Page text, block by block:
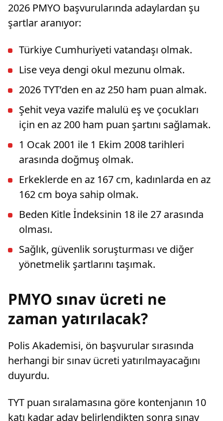
2026 PMYO başvurularında adaylardan şu
şartlar aranıyor:
Türkiye Cumhuriyeti vatandaşı olmak.
Lise veya dengi okul mezunu olmak.
2026 TYT’den en az 250 ham puan almak.
Şehit veya vazife malulü eş ve çocukları
için en az 200 ham puan şartını sağlamak.
1 Ocak 2001 ile 1 Ekim 2008 tarihleri
arasında doğmuş olmak.
Erkeklerde en az 167 cm, kadınlarda en az
162 cm boya sahip olmak.
Beden Kitle İndeksinin 18 ile 27 arasında
olması.
Sağlık, güvenlik soruşturması ve diğer
yönetmelik şartlarını taşımak.
PMYO sınav ücreti ne
zaman yatırılacak?
Polis Akademisi, ön başvurular sırasında
herhangi bir sınav ücreti yatırılmayacağını
duyurdu.
TYT puan sıralamasına göre kontenjanın 10
katı kadar aday belirlendikten sonra sınav